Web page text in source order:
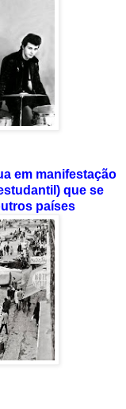
em manifestação
que se
países